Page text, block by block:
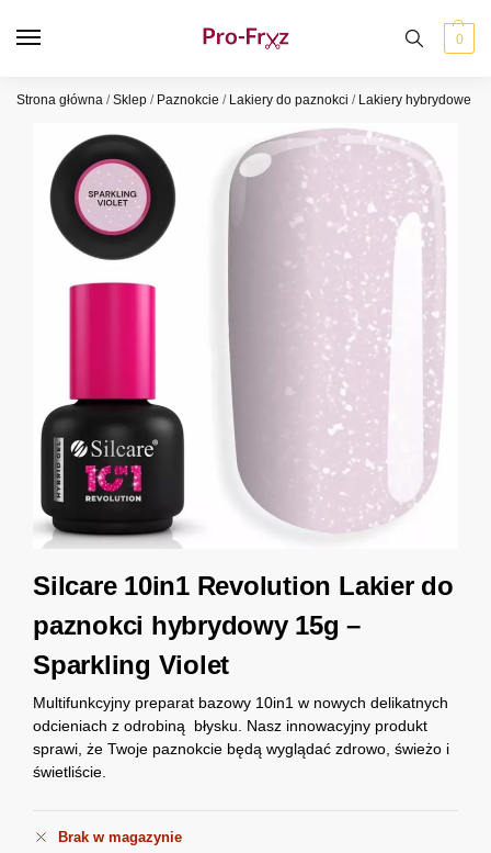
0
Strona główna /Sklep / Paznokcie / Lakiery do paznokci / Lakiery hybrydowe
Silcare 10in1 Revolution Lakier do
paznokci hybrydowy 15g –
Sparkling Violet
Multifunkcyjny preparat bazowy 10in1 w nowych delikatnych
odcieniach z odrobiną błysku. Nasz innowacyjny produkt
sprawi, że Twoje paznokcie będą wyglądać zdrowo, świeżo i
świetliście.
Brak w magazynie